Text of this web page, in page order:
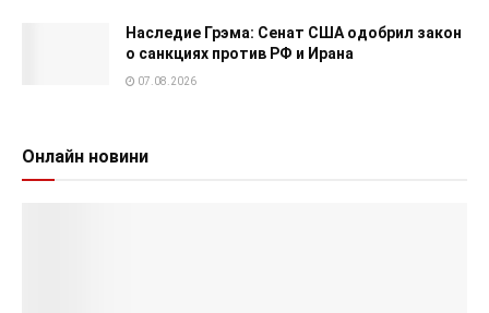
Наследие Грэма: Сенат США одобрил закон
о санкциях против РФ и Ирана
07.08.2026
Онлайн новини